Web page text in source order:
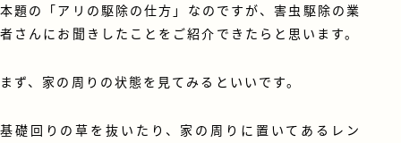
本題の「アリの駆除の仕方」なのですが、害虫駆除の業
者さんにお聞きしたことをご紹介できたらと思います。
まず、家の周りの状態を見てみるといいです。
基礎回りの草を抜いたり、家の周りに置いてあるレン